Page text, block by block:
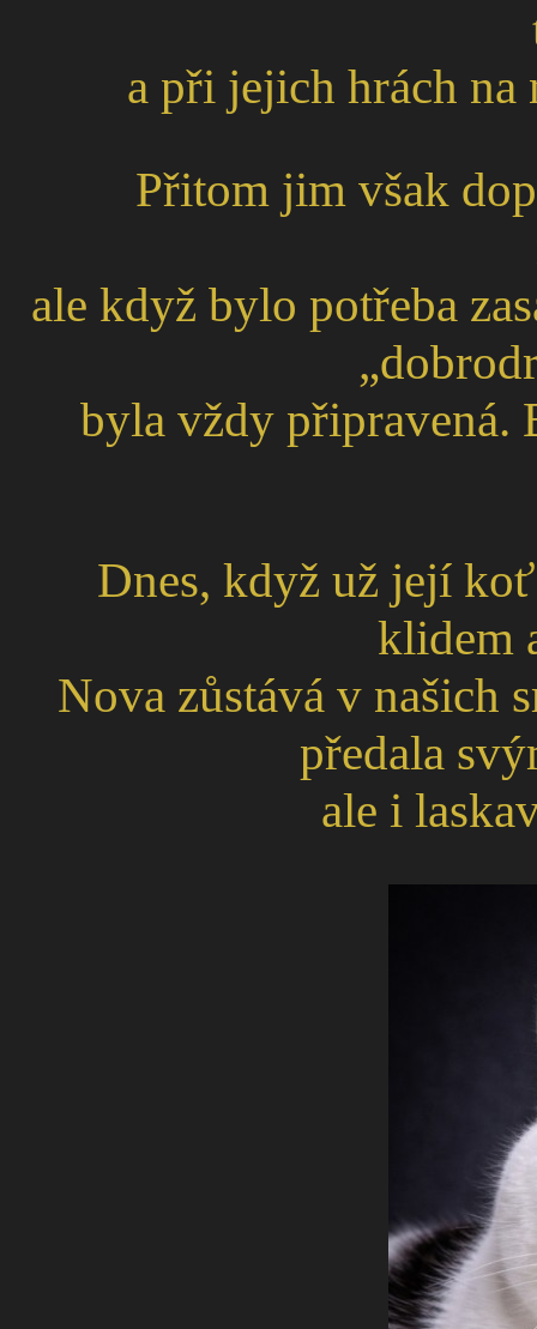
a při jejich hrách na
Přitom jim však
ale když bylo potřeba
byla vždy připravená.
Dnes, když už její
klidem
Nova zůstává v našich
předala
ale i